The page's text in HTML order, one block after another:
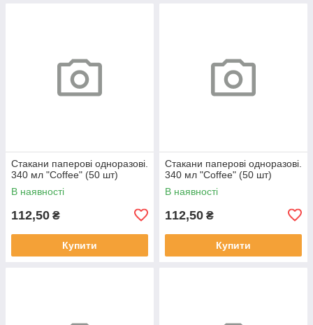
Стакани паперові одноразові.
340 мл "Coffee" (50 шт)
В наявності
112,50 ₴
Купити
Стакани паперові одноразові.
340 мл "Coffee" (50 шт)
В наявності
112,50 ₴
Купити